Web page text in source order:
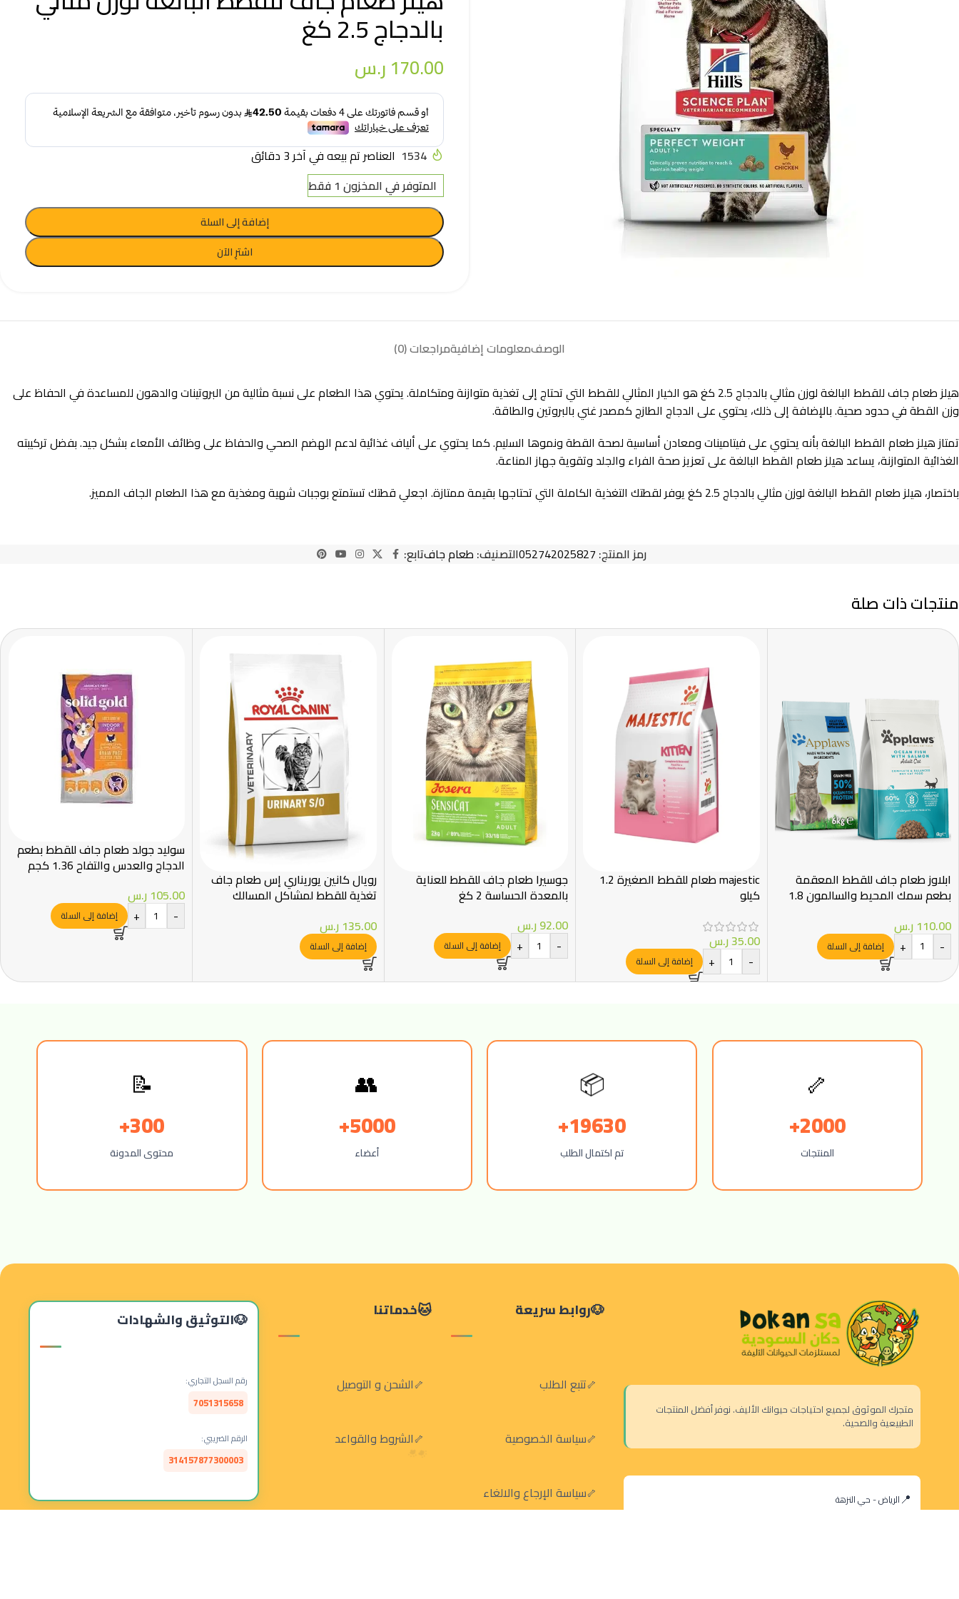
بالدجاج 2.5 كغ
170.00ر.س
1534 العناصر تم بيعه في آخر 3 دقائق
المتوفر في المخزون 1 فقط
إضافة إلى السلة
اشترِ الآن
الوصفمعلومات إضافيةمراجعات (0)
هيلز طعام جاف للقطط البالغة لوزن مثالي بالدجاج 2.5 كغ هو الخيار المثالي للقطط التي تحتاج إلى تغذية متوازنة ومتكاملة. يحتوي هذا الطعام على نسبة مثالية من البروتينات والدهون للمساعدة في الحفاظ على
وزن القطة في حدود صحية. بالإضافة إلى ذلك، يحتوي على الدجاج الطازج كمصدر غني بالبروتين والطاقة.
تمتاز هيلز طعام القطط البالغة بأنه يحتوي على فيتامينات ومعادن أساسية لصحة القطة ونموها السليم. كما يحتوي على ألياف غذائية لدعم الهضم الصحي والحفاظ على وظائف الأمعاء بشكل جيد. بفضل تركيبته
الغذائية المتوازنة، يساعد هيلز طعام القطط البالغة على تعزيز صحة الفراء والجلد وتقوية جهاز المناعة.
باختصار، هيلز طعام القطط البالغة لوزن مثالي بالدجاج 2.5 كغ يوفر لقطتك التغذية الكاملة التي تحتاجها بقيمة ممتازة. اجعلي قطتك تستمتع بوجبات شهية ومغذية مع هذا الطعام الجاف المميز.
رمز المنتج: 052742025827التصنيف: طعام جافتابع:
منتجات ذات صلة
ابلاوز طعام جاف للقطط المعقمة
بطعم سمك المحيط والسالمون 1.8
110.00 ر.س
-
+ إضافة إلى السلة
majestic طعام للقطط الصغيرة 1.2
كيلو
35.00ر.س
-
+ إضافة إلى السلة
جوسيرا طعام جاف للقطط للعناية
بالمعدة الحساسة 2 كغ
92.00ر.س
-
+ إضافة إلى السلة
رويال كانين يوريناري إس طعام جاف
تغذية للقطط لمشاكل المسالك
135.00 ر.س
إضافة إلى السلة
سوليد جولد طعام جاف للقطط بطعم
الدجاج والعدس والتفاح 1.36 كجم
105.00 ر.س
-
+ إضافة إلى السلة
🦴
2000+
المنتجات
📦
19630+
تم اكتمال الطلب
👥
5000+
أعضاء
📝
300+
محتوى المدونة
متجرك الموثوق لجميع احتياجات حيوانك الأليف. نوفر أفضل المنتجات
الطبيعية والصحية.
الرياض - حي النزهة
روابط سريعة
تتبع الطلب
سياسة الخصوصية
سياسة الإرجاع والالغاء
خدماتنا
الشحن و التوصيل
الشروط والقواعد
التوثيق والشهادات
رقم السجل التجاري:
7051315658
الرقم الضريبي:
314157877300003